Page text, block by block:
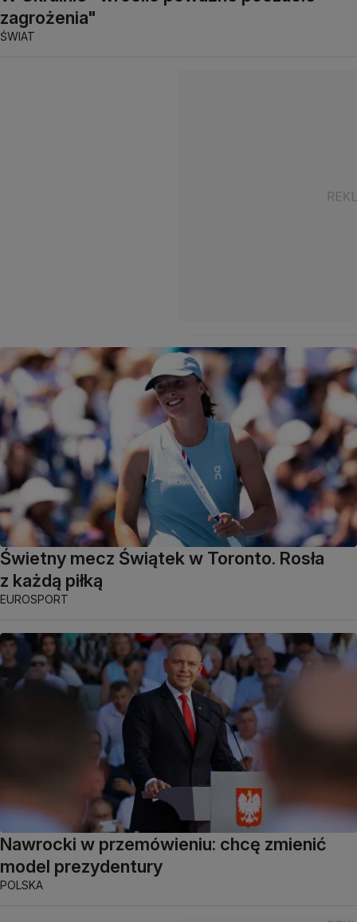
zagrożenia"
ŚWIAT
Świetny mecz Świątek w Toronto. Rosła
z każdą piłką
EUROSPORT
Nawrocki w przemówieniu: chcę zmienić
model prezydentury
POLSKA